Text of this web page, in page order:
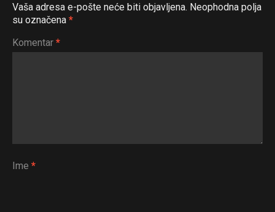
Vaša adresa e-pošte neće biti objavljena. Neophodna polja
su označena *
Komentar *
Ime *